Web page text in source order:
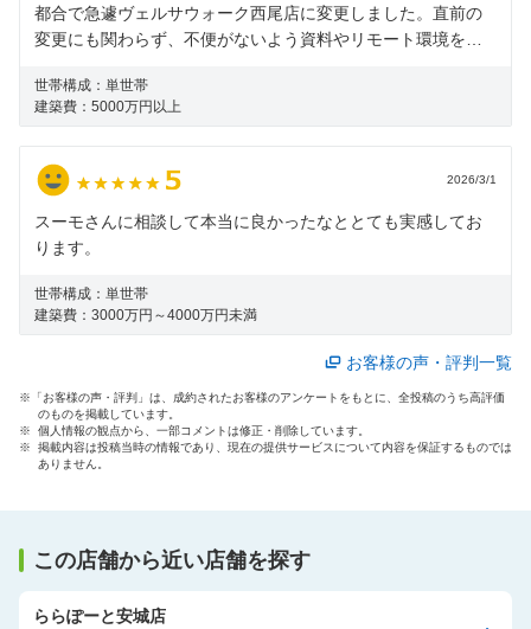
都合で急遽ヴェルサウォーク西尾店に変更しました。直前の
変更にも関わらず、不便がないよう資料やリモート環境を整
りやすく丁寧に説明していただけたので、「まず何をしたら
いいか分からない」という状態から脱却することができまし
た。その後も手厚いサポートをいただいたにも関わらず、最
終的には個別に面談を進めていた [建築会社＊＊＊] に決定し
てしまいました。ご案内いただいた4社をすべてお断りする旨
をお伝えした際も、「ご満足のいくメーカー様と出会えたよ
うで何よりです。おめでとうございます！」と言っていただ
てよかったと思っております。本当にありがとうございまし
た。
世帯構成： 単世帯
建築費： 5000万円以上
2026/3/1
スーモさんに相談して本当に良かったなととても実感してお
ります。
世帯構成： 単世帯
建築費： 3000万円～4000万円未満
お客様の声・評判一覧
※「お客様の声・評判」は、成約されたお客様のアンケートをもとに、全投稿のうち高評価
のものを掲載しています。
※ 個人情報の観点から、一部コメントは修正・削除しています。
※ 掲載内容は投稿当時の情報であり、現在の提供サービスについて内容を保証するものでは
ありません。
この店舗から近い店舗を探す
ららぽーと安城店